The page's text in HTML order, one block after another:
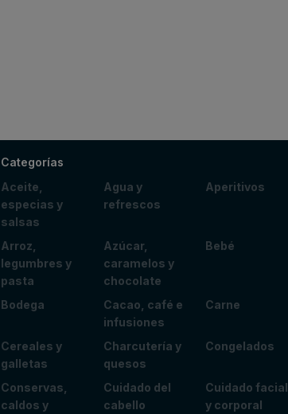
Categorías
Aceite,
especias y
salsas
Agua y
refrescos
Aperitivos
Arroz,
legumbres y
pasta
Azúcar,
caramelos y
chocolate
Bebé
Bodega
Cacao, café e
infusiones
Carne
Cereales y
galletas
Charcutería y
quesos
Congelados
Conservas,
caldos y
Cuidado del
cabello
Cuidado facial
y corporal